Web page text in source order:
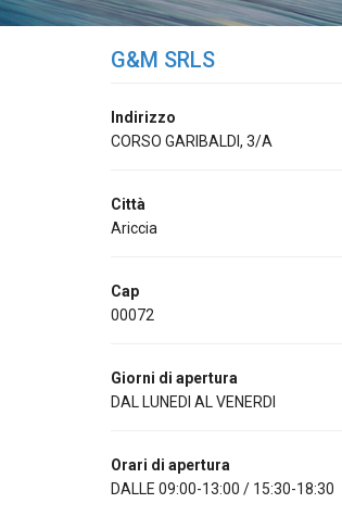
G&M SRLS
Indirizzo
CORSO GARIBALDI, 3/A
Città
Ariccia
Cap
00072
Giorni di apertura
DAL LUNEDI AL VENERDI
Orari di apertura
DALLE 09:00-13:00 / 15:30-18:30